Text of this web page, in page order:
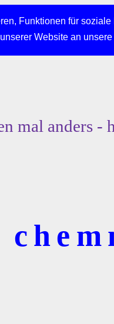
Funktionen für
Website an
mal anders -